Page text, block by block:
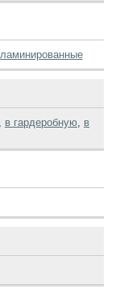
ламинированные
в гардеробную в